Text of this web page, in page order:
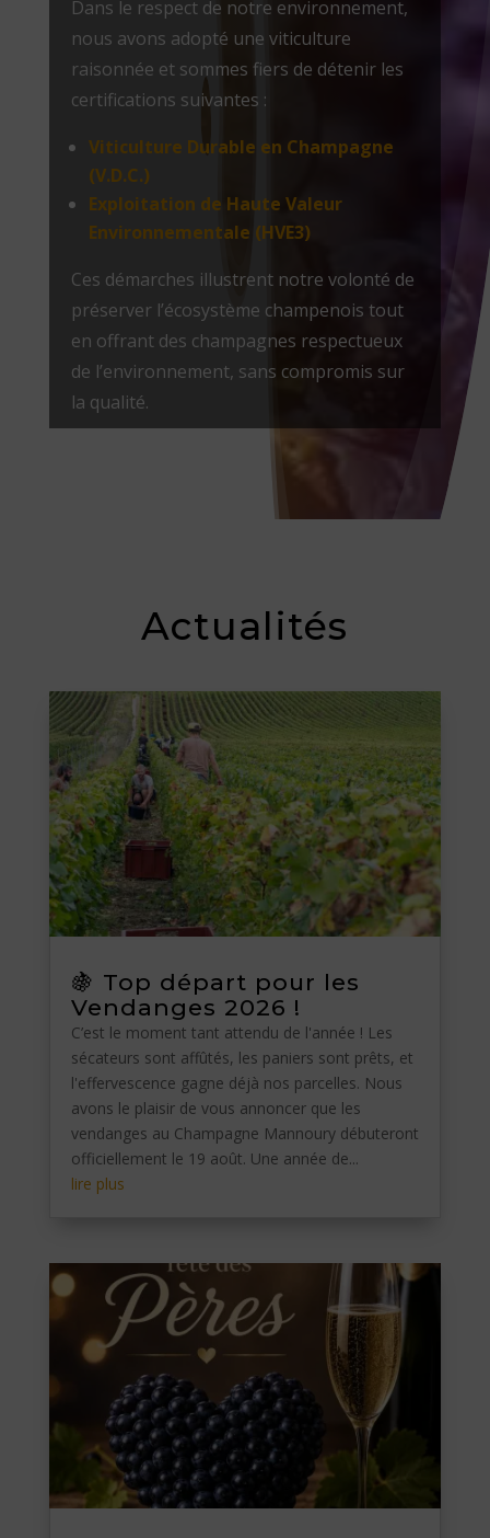
Dans le respect de notre environnement,
nous avons adopté une viticulture
raisonnée et sommes fiers de détenir les
certifications suivantes :
Viticulture Durable en Champagne
(V.D.C.)
Exploitation de Haute Valeur
Environnementale (HVE3)
Ces démarches illustrent notre volonté de
préserver l’écosystème champenois tout
en offrant des champagnes respectueux
de l’environnement, sans compromis sur
la qualité.
Actualités
🍇 Top départ pour les
Vendanges 2026 !
C’est le moment tant attendu de l'année ! Les
sécateurs sont affûtés, les paniers sont prêts, et
l'effervescence gagne déjà nos parcelles. Nous
avons le plaisir de vous annoncer que les
vendanges au Champagne Mannoury débuteront
officiellement le 19 août. Une année de...
lire plus